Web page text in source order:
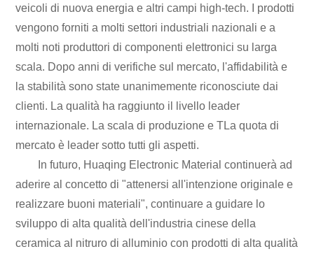
veicoli di nuova energia e altri campi high-tech. I prodotti
vengono forniti a molti settori industriali nazionali e a
molti noti produttori di componenti elettronici su larga
scala. Dopo anni di verifiche sul mercato, l'affidabilità e
la stabilità sono state unanimemente riconosciute dai
clienti. La qualità ha raggiunto il livello leader
internazionale. La scala di produzionee TLa quota di
mercato è leader sotto tutti gli aspetti.
In futuro, Huaqing Electronic Material continuerà ad
aderire al concetto di "attenersi all'intenzione originale e
realizzare buoni materiali", continuare a guidare lo
sviluppo di alta qualità dell'industria cinese della
ceramica al nitruro di alluminio con prodotti di alta qualità